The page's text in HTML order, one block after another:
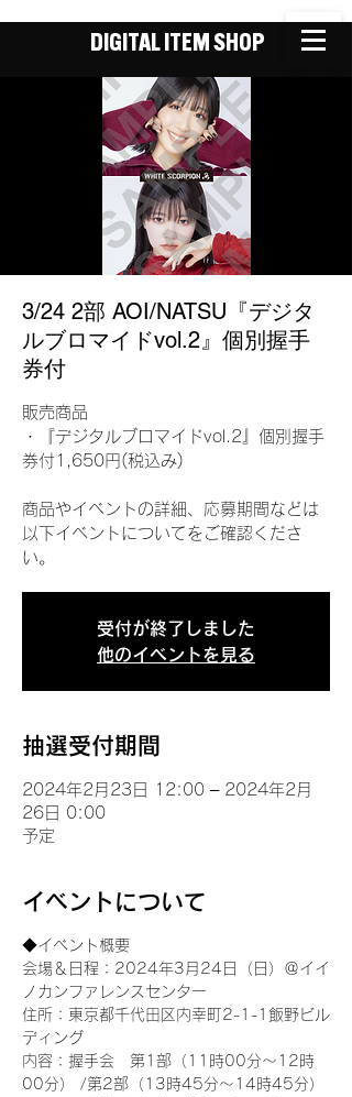
DIGITAL ITEM SHOP
3/24 2部 AOI/NATSU『デジタ
ルブロマイドvol.2』個別握手
券付
販売商品
・『デジタルブロマイドvol.2』個別握手
券付1,650円(税込み)
商品やイベントの詳細、応募期間などは
以下イベントについてをご確認くださ
い。
受付が終了しました
他のイベントを見る
抽選受付期間
2024年2月23日 12:00 – 2024年2月
26日 0:00
予定
イベントについて
◆イベント概要
会場＆日程：2024年3月24日（日）＠イイ
ノカンファレンスセンター
住所：東京都千代田区内幸町2-1-1飯野ビル
ディング
内容：握手会　第1部（11時00分～12時
00分） /第2部（13時45分～14時45分）